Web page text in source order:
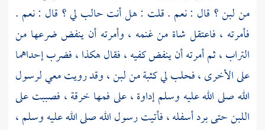
من لبن ؟ قال : نعم . قلت : هل أنت حالب لي ؟ قال : نعم .
فأمرته ، فاعتقل شاة من غنمه ، وأمرته أن ينفض ضرعها من
التراب ، ثم أمرته أن ينفض كفيه ، فقال هكذا ، فضرب إحداهما
على الأخرى ، فحلب لي كثبة من لبن ، وقد رويت معي لرسول
الله صلى الله عليه وسلم إداوة ، على فمها خرقة ، فصببت على
اللبن حتى برد أسفله ، فأتيت رسول الله صلى الله عليه وسلم ،